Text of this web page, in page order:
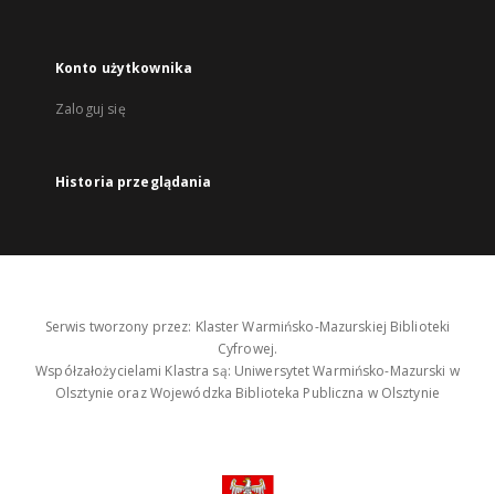
Konto użytkownika
Zaloguj się
Historia przeglądania
Serwis tworzony przez: Klaster Warmińsko-Mazurskiej Biblioteki
Cyfrowej.
Współzałożycielami Klastra są: Uniwersytet Warmińsko-Mazurski w
Olsztynie oraz Wojewódzka Biblioteka Publiczna w Olsztynie